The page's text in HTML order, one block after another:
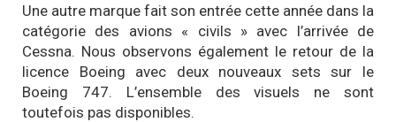
Une autre marque fait son entrée cette année dans la
catégorie des avions « civils » avec l’arrivée de
Cessna. Nous observons également le retour de la
licence Boeing avec deux nouveaux sets sur le
Boeing 747. L’ensemble des visuels ne sont
toutefois pas disponibles.